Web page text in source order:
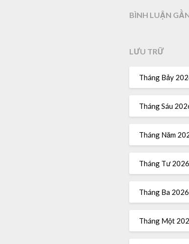
BÌNH LUẬN
LƯU TRỮ
Tháng Bảy
Tháng Sáu
Tháng Năm
Tháng Tư 2026
Tháng Ba 2026
Tháng Một